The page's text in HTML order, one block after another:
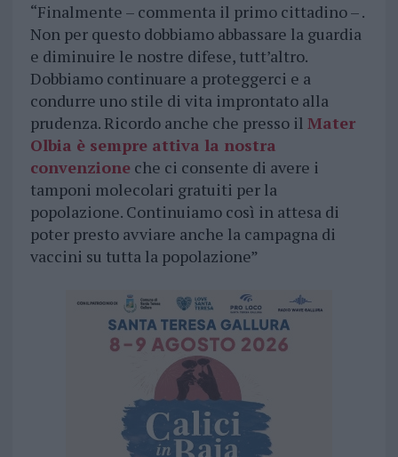
“Finalmente – commenta il primo cittadino – .
Non per questo dobbiamo abbassare la guardia
e diminuire le nostre difese, tutt’altro.
Dobbiamo continuare a proteggerci e a
condurre uno stile di vita improntato alla
prudenza. Ricordo anche che presso il Mater
Olbia è sempre attiva la nostra
convenzioneche ci consente di avere i
tamponi molecolari gratuiti per la
popolazione. Continuiamo così in attesa di
poter presto avviare anche la campagna di
vaccini su tutta la popolazione”